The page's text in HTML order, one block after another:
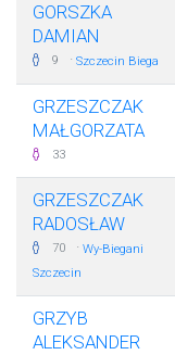
GORSZKA
DAMIAN
9 · Szczecin Biega
GRZESZCZAK
MAŁGORZATA
33
GRZESZCZAK
RADOSŁAW
70 · Wy-Biegani
Szczecin
GRZYB
ALEKSANDER